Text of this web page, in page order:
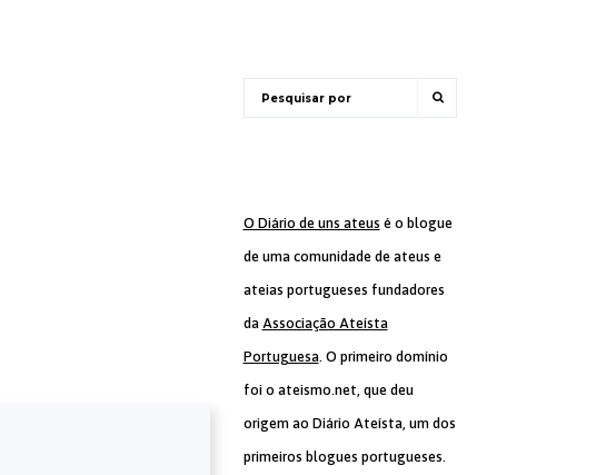
O Diário de uns ateus é o blogue
de uma comunidade de ateus e
ateias portugueses fundadores
da Associação Ateísta
Portuguesa. O primeiro domínio
foi o ateismo.net, que deu
origem ao Diário Ateísta, um dos
primeiros blogues portugueses.